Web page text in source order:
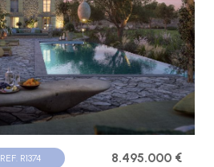
REF. R1374 8.495.000 €